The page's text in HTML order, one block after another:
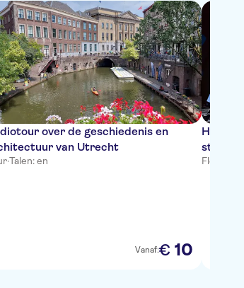
over de geschiedenis en
van Utrecht
·Talen: en
Vanaf:€ 10
met
Flexibel